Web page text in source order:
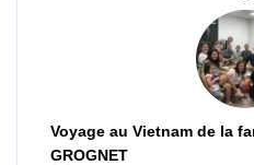
Voyage au Vietnam de la
GROGNET